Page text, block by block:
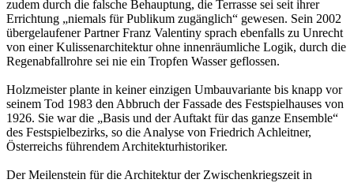
zudem durch die falsche Behauptung, die Terrasse sei seit ihrer
Errichtung „niemals für Publikum zugänglich“ gewesen. Sein 2002
übergelaufener Partner Franz Valentiny sprach ebenfalls zu Unrecht
von einer Kulissenarchitektur ohne innenräumliche Logik, durch die
Regenabfallrohre sei nie ein Tropfen Wasser geflossen.
Holzmeister plante in keiner einzigen Umbauvariante bis knapp vor
seinem Tod 1983 den Abbruch der Fassade des Festspielhauses von
1926. Sie war die „Basis und der Auftakt für das ganze Ensemble“
des Festspielbezirks, so die Analyse von Friedrich Achleitner,
Österreichs führendem Architekturhistoriker.
Der Meilenstein für die Architektur der Zwischenkriegszeit in